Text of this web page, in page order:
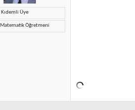
Kıdemli Üye
Matematik Öğretmeni